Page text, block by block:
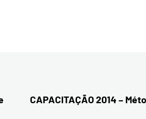
CAPACITAÇÃO 2014 –